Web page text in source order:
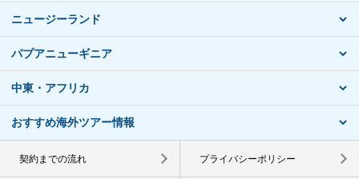
ニュージーランド
パプアニューギニア
中東・アフリカ
おすすめ海外ツアー情報
契約までの流れ プライバシーポリシー